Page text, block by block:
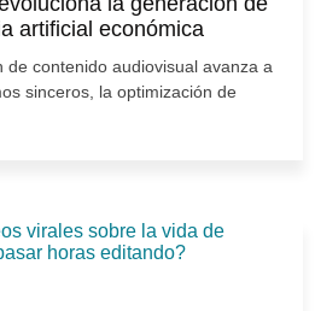
artificial económica
de contenido audiovisual avanza a
sinceros, la optimización de